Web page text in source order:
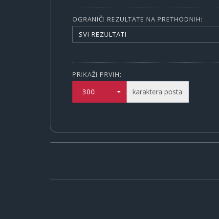
OGRANIČI REZULTATE NA PRETHODNIH:
SVI REZULTATI
PRIKAŽI PRVIH:
300 karaktera posta